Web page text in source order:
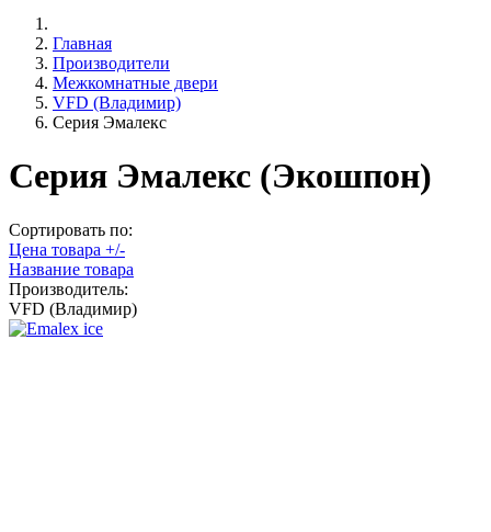
Главная
Производители
Межкомнатные двери
VFD (Владимир)
Серия Эмалекс
Серия Эмалекс (Экошпон)
Сортировать по:
Цена товара +/-
Название товара
Производитель:
VFD (Владимир)